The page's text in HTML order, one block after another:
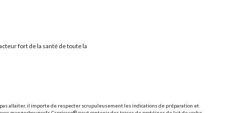
fort de la santé de toute la
allaiter, il importe de respecter scrupuleusement les indications de préparation et